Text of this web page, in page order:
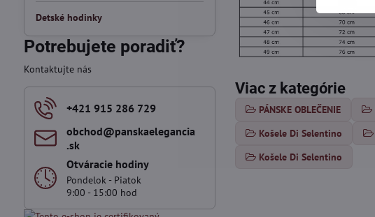
Viac z kategórie
PÁNSKE OBLEČENIE
Košele Di Selentino
Košele Di Selentino
Detské hodinky
Potrebujete poradiť?
Kontaktujte nás
+421 915 286 729
obchod​@panskaelegancia​
.sk
Otváracie hodiny
Pondelok - Piatok
9:00 - 15:00 hod